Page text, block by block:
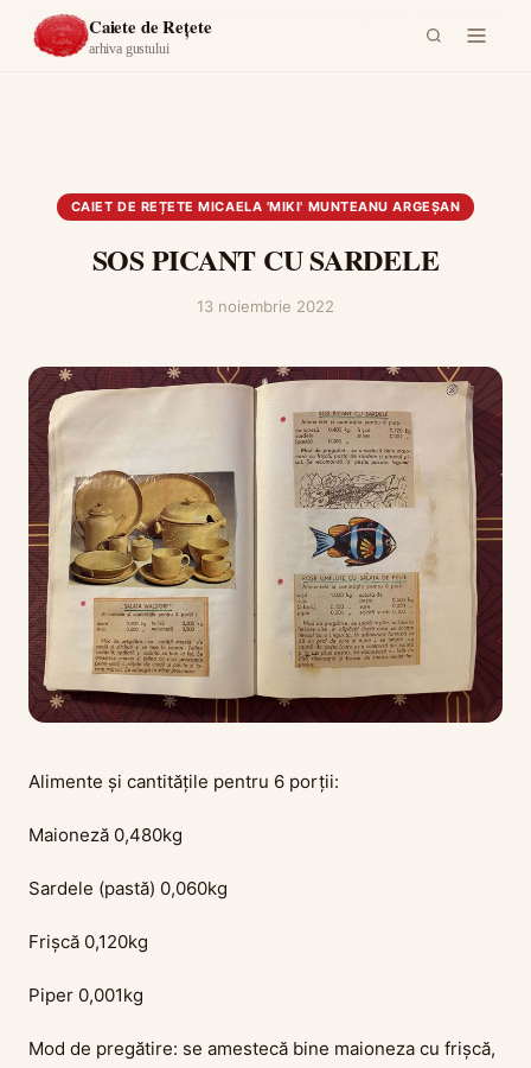
Caiete de Rețete
arhiva gustului
Acasă ›
CU SARDELE
CAIET DE REȚETE MICAELA 'MIKI' MUNTEANU ARGEŞAN
SOS PICANT CU SARDELE
13 noiembrie 2022
Alimente și cantitățile pentru 6 porții:
Maioneză 0,480kg
Sardele (pastă) 0,060kg
Frișcă 0,120kg
Piper 0,001kg
Mod de pregătire: se amestecă bine maioneza cu frișcă,